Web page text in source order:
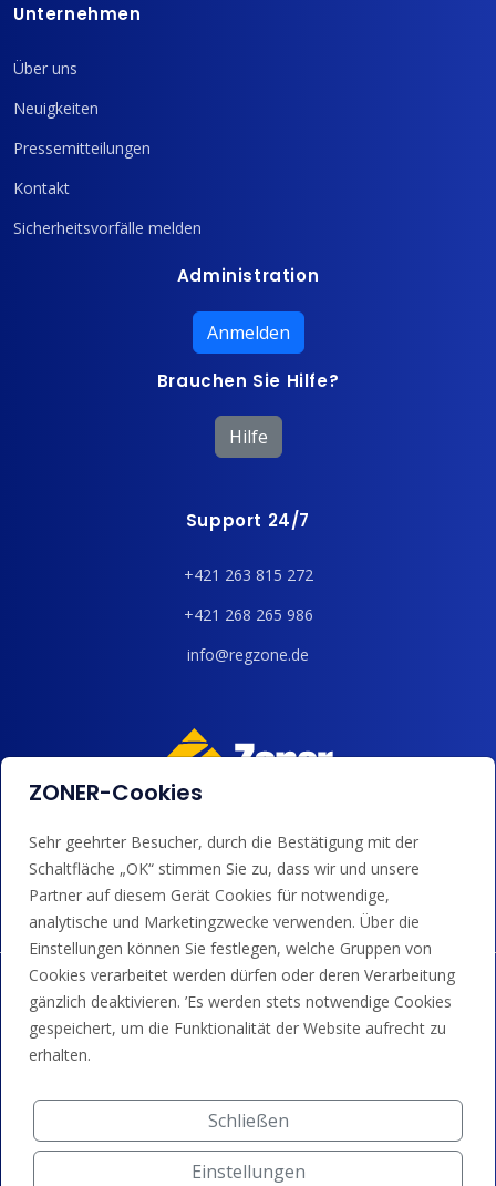
Unternehmen
Über uns
Neuigkeiten
Pressemitteilungen
Kontakt
Sicherheitsvorfälle melden
Administration
Anmelden
Brauchen Sie Hilfe?
Hilfe
Support 24/7
+421 263 815 272
+421 268 265 986
info@regzone.de
Wir akzeptieren Kartenzahlungen, Google/Apple Pay,
Banküberweisungen und Guthaben.
ZONER-Cookies
Sehr geehrter Besucher, durch die Bestätigung mit der
Schaltfläche „OK“ stimmen Sie zu, dass wir und unsere
Partner auf diesem Gerät Cookies für notwendige,
analytische und Marketingzwecke verwenden. Über die
Einstellungen können Sie festlegen, welche Gruppen von
Cookies verarbeitet werden dürfen oder deren Verarbeitung
gänzlich deaktivieren. ’Es werden stets notwendige Cookies
gespeichert, um die Funktionalität der Website aufrecht zu
erhalten.
Schließen
Einstellungen